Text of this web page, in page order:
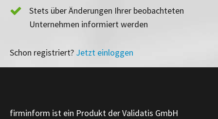
Stets über Änderungen Ihrer beobachteten
Unternehmen informiert werden
Schon registriert? Jetzt einloggen
firminform ist ein Produkt der Validatis GmbH